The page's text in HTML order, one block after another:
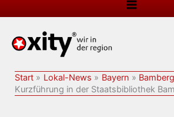
Start Lokal-News Bayern
Bamberg
Kurzführung in der Staatsbibliothek